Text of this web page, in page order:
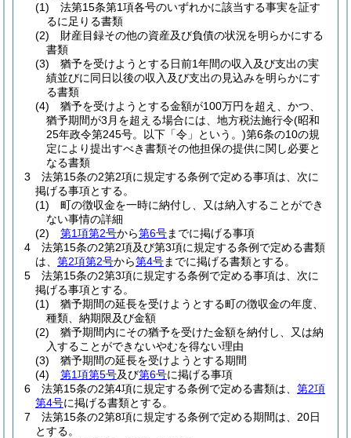
(1)
法第15条第1項各号のいずれかに該当する事実を証す
るに足りる書類
(2)
財産目録その他の資産及び負債の状況を明らかにする
書類
(3)
猶予を受けようとする日前1年間の収入及び支出の実
績並びに同日以後の収入及び支出の見込みを明らかにす
る書類
(4)
猶予を受けようとする金額が100万円を超え、かつ、
猶予期間が3月を超える場合には、地方税法施行令(昭和
25年政令第245号。以下「令」という。)第6条の10の規
定により提出すべき書類その他担保の提供に関し必要と
なる書類
3
法第15条の2第2項に規定する条例で定める事項は、次に
掲げる事項とする。
(1)
町の徴収金を一時に納付し、又は納入することができ
ない事情の詳細
(2)
第1項第2号から第6号までに掲げる事項
4
法第15条の2第2項及び第3項に規定する条例で定める書類
は、 第2項第2号から第4号までに掲げる書類とする。
5
法第15条の2第3項に規定する条例で定める事項は、次に
掲げる事項とする。
(1)
猶予期間の延長を受けようとする町の徴収金の年度、
種類、納期限及び金額
(2)
猶予期間内にその猶予を受けた金額を納付し、又は納
入することができないやむを得ない理由
(3)
猶予期間の延長を受けようとする期間
(4)
第1項第5号及び第6号に掲げる事項
6
法第15条の2第4項に規定する条例で定める書類は、 第2項
第4号に掲げる書類とする。
7
法第15条の2第8項に規定する条例で定める期間は、20日
とする。